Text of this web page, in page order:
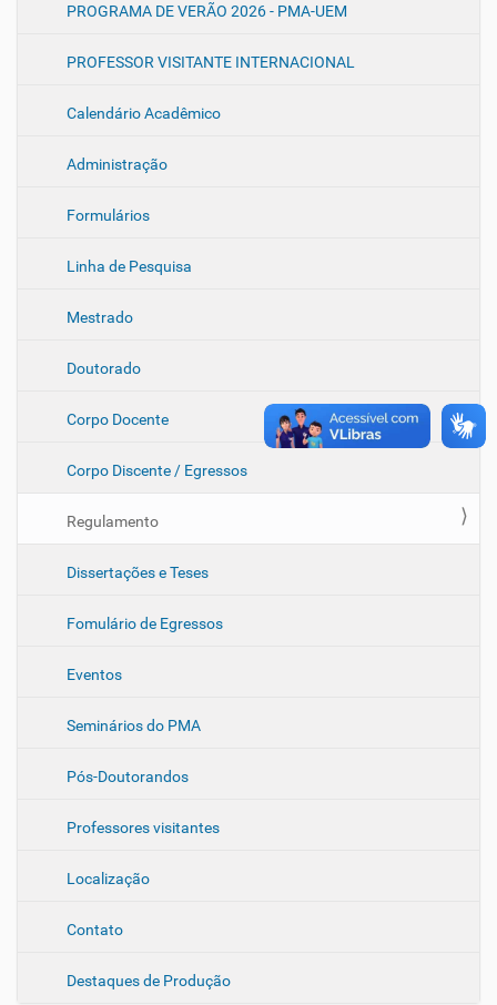
PROGRAMA DE VERÃO 2026 - PMA-UEM
PROFESSOR VISITANTE INTERNACIONAL
Calendário Acadêmico
Administração
Formulários
Linha de Pesquisa
Mestrado
Doutorado
Corpo Docente
Corpo Discente / Egressos
Regulamento
Dissertações e Teses
Fomulário de Egressos
Eventos
Seminários do PMA
Pós-Doutorandos
Professores visitantes
Localização
Contato
Destaques de Produção